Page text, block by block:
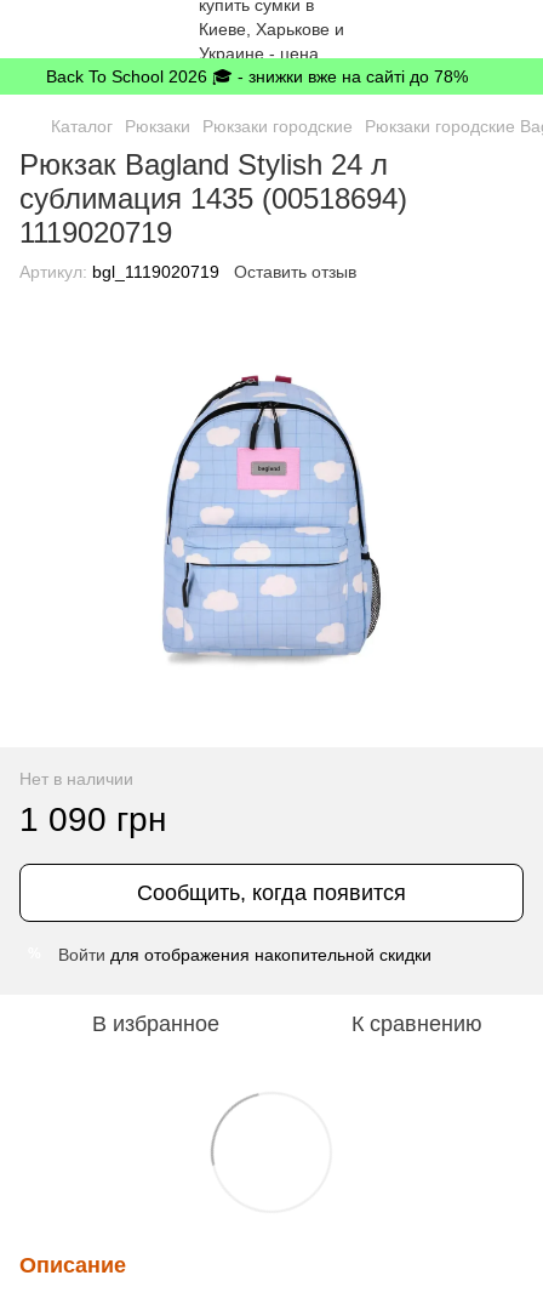
Back To School 2026 🎓 - знижки вже на сайті до 78%
Каталог Рюкзаки Рюкзаки городские Рюкзаки городские
Рюкзак Bagland Stylish 24 л
сублимация 1435 (00518694)
1119020719
Артикул: bgl_1119020719 Оставить отзыв
Нет в наличии
1 090 грн
Сообщить, когда появится
Войти для отображения накопительной скидки
В избранное К сравнению
Описание